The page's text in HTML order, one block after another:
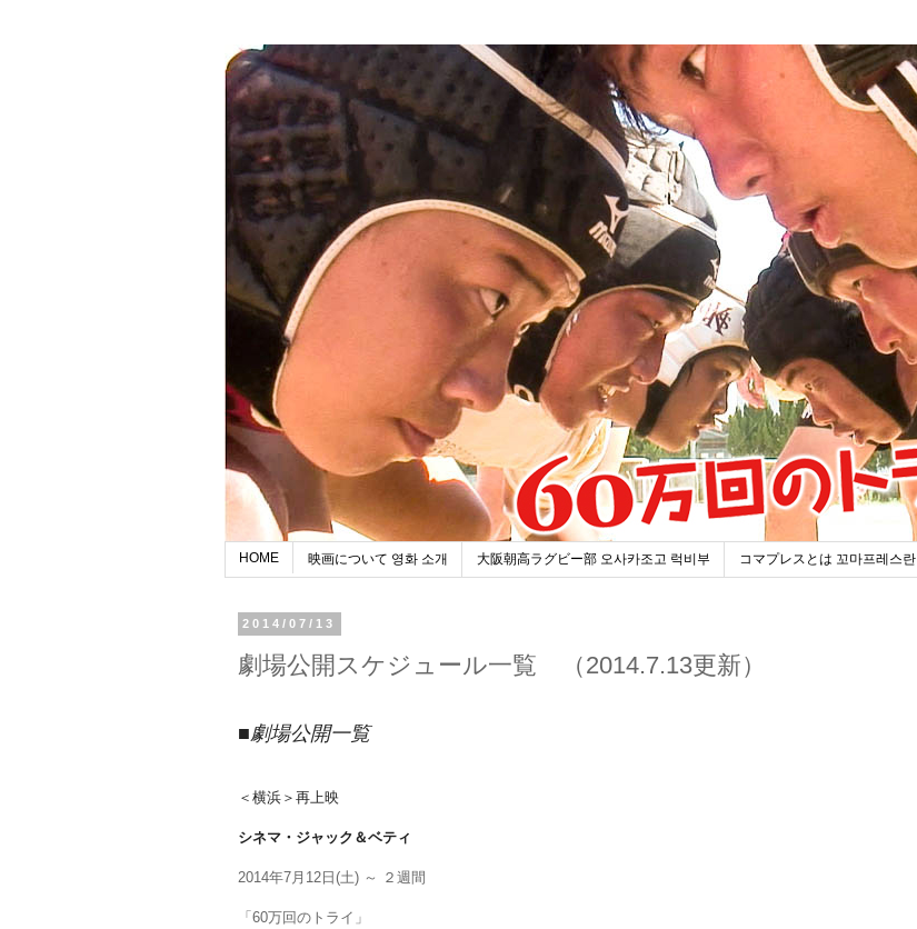
HOME 映画について 영화 소개 大阪朝高ラグビー部 오사카조고 럭비부 コマプレスとは 꼬마프레스란
2014/07/13
劇場公開スケジュール一覧 （2014.7.13更新）
■劇場公開一覧
＜横浜＞再上映
シネマ・ジャック＆ベティ
2014年7月12日(土) ～ ２週間
「60万回のトライ」